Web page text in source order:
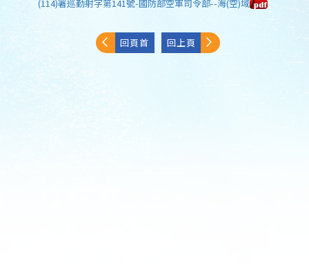
(114)署巡勤射字第141號-國防部空軍司令部--海(空)域
回頁首 回上頁